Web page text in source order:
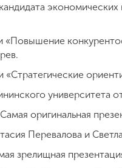
«Повышение
«Стратегические
университета
оригинальная
Перевалова и
зрелищная